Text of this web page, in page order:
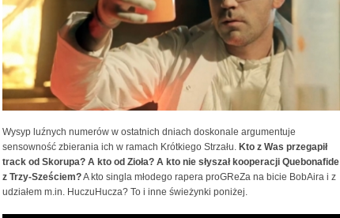
Wysyp luźnych numerów w ostatnich dniach doskonale argumentuje
sensowność zbierania ich w ramach Krótkiego Strzału. Kto z Was przegapił
track od Skorupa? A kto od Zioła? A kto nie słyszał kooperacji Quebonafide
z Trzy-Sześciem?A kto singla młodego rapera proGReZa na bicie BobAira i z
udziałem m.in. HuczuHucza? To i inne świeżynki poniżej.